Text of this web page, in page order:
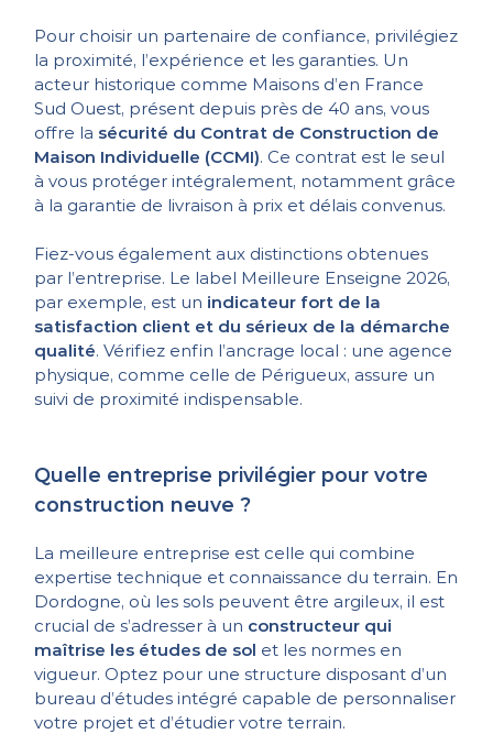
Pour choisir un partenaire de confiance, privilégiez
la proximité, l’expérience et les garanties. Un
acteur historique comme Maisons d’en France
Sud Ouest, présent depuis près de 40 ans, vous
offre la sécurité du Contrat de Construction de
Maison Individuelle (CCMI). Ce contrat est le seul
à vous protéger intégralement, notamment grâce
à la garantie de livraison à prix et délais convenus.
Fiez-vous également aux distinctions obtenues
par l’entreprise. Le label Meilleure Enseigne 2026,
par exemple, est un indicateur fort de la
satisfaction client et du sérieux de la démarche
qualité. Vérifiez enfin l’ancrage local : une agence
physique, comme celle de Périgueux, assure un
suivi de proximité indispensable.
Quelle entreprise privilégier pour votre
construction neuve ?
La meilleure entreprise est celle qui combine
expertise technique et connaissance du terrain. En
Dordogne, où les sols peuvent être argileux, il est
crucial de s’adresser à un constructeur qui
maîtrise les études de sol et les normes en
vigueur. Optez pour une structure disposant d’un
bureau d’études intégré capable de personnaliser
votre projet et d’étudier votre terrain.